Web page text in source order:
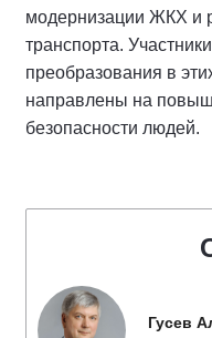
модернизации ЖКХ и
транспорта.
преобразования в
направлены на
безопасности людей.
Гусев